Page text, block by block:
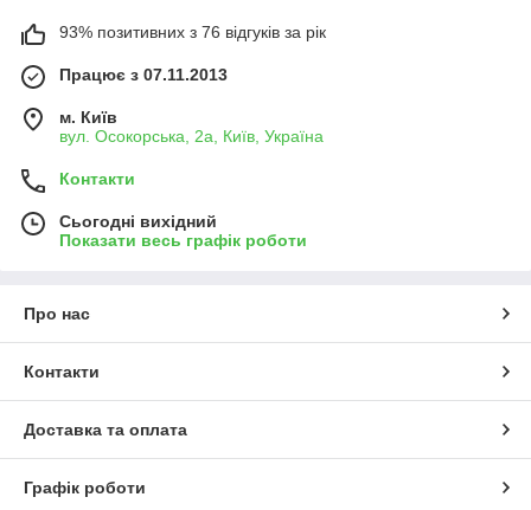
93% позитивних з 76 відгуків за рік
Працює з 07.11.2013
м. Київ
вул. Осокорська, 2а, Київ, Україна
Контакти
Сьогодні вихідний
Показати весь графік роботи
Про нас
Контакти
Доставка та оплата
Графік роботи